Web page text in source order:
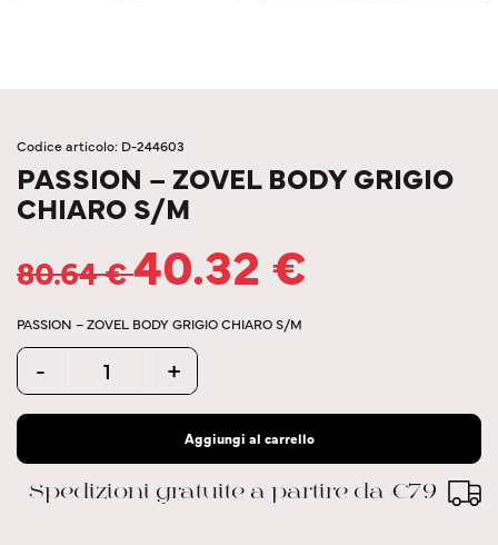
Codice articolo: D-244603
PASSION – ZOVEL BODY GRIGIO
CHIARO S/M
80.64€40.32€
PASSION – ZOVEL BODY GRIGIO CHIARO S/M
Quantity
- +
Aggiungi al carrello
Spedizioni gratuite a partire da €79